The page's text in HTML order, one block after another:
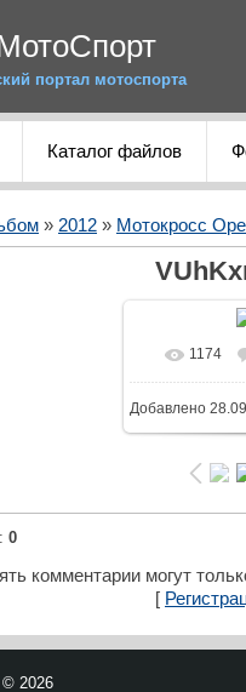
портал мотоспорта
Каталог файлов
» 2012 » Мотокросс
1174
Добавлено
: 0
комментарии могут
[
© 2026